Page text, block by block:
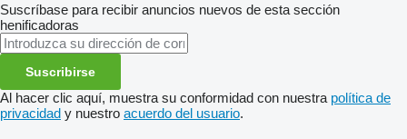
Suscríbase para recibir anuncios nuevos de esta sección
henificadoras
Suscribirse
Al hacer clic aquí, muestra su conformidad con nuestra política de
privacidad y nuestro acuerdo del usuario.